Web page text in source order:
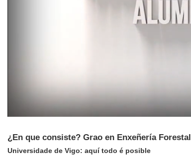
¿En que consiste? Grao en Enxeñería Forestal
Universidade de Vigo: aquí todo é posible